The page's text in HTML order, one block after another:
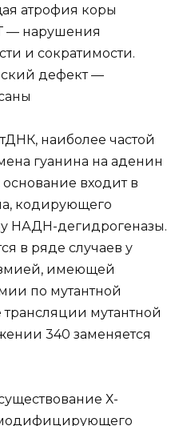
атрофия коры
— нарушения
и сократимости.
дефект —
наиболее частой
гуанина на аденин
входит в
кодирующего
НАДН-дегидрогеназы.
в ряде случаев у
имеющей
по мутантной
мутантной
340 заменяется
Х-